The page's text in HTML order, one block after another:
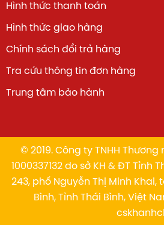
Hình thức thanh toán
Hình thức giao hàng
Chính sách đổi trả hàng
Tra cứu thông tin đơn hàng
Trung tâm bảo hành
© 2019. Công ty TNHH
1000337132 do sở KH & ĐT Tỉnh
243, phố Nguyễn Thị Minh Khai,
Bình, Tỉnh Thái Bình, Việt